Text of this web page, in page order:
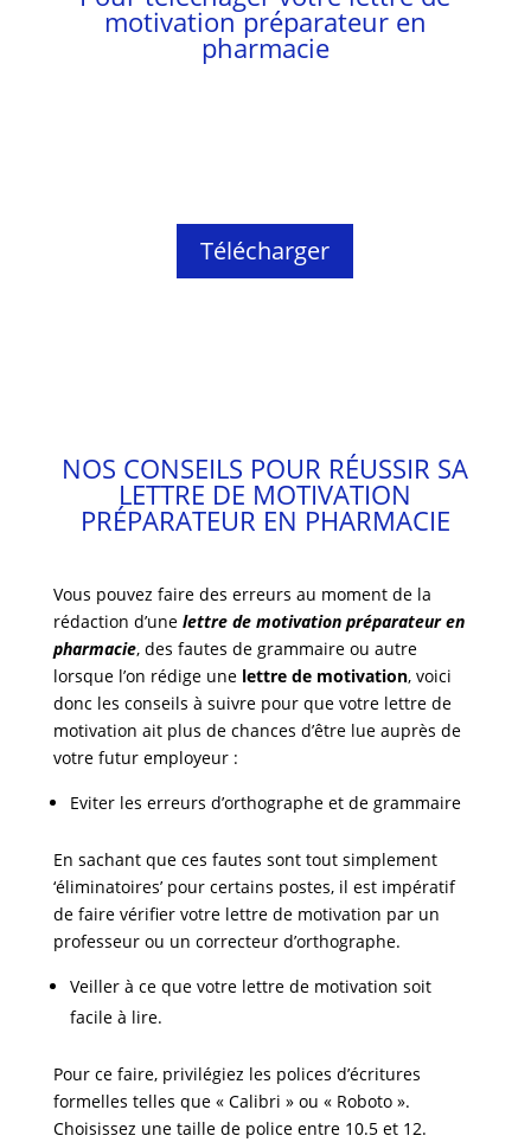
motivation préparateur en
pharmacie
Télécharger
NOS CONSEILS POUR RÉUSSIR SA
LETTRE DE MOTIVATION
PRÉPARATEUR EN PHARMACIE
Vous pouvez faire des erreurs au moment de la
rédaction d’unelettre de motivation préparateur en
pharmacie, des fautes de grammaire ou autre
lorsque l’on rédige une lettre de motivation, voici
donc les conseils à suivre pour que votre lettre de
motivation ait plus de chances d’être lue auprès de
votre futur employeur :
Eviter les erreurs d’orthographe et de grammaire
En sachant que ces fautes sont tout simplement
‘éliminatoires’ pour certains postes, il est impératif
de faire vérifier votre lettre de motivation par un
professeur ou un correcteur d’orthographe.
Veiller à ce que votre lettre de motivation soit
facile à lire.
Pour ce faire, privilégiez les polices d’écritures
formelles telles que « Calibri » ou « Roboto ».
Choisissez une taille de police entre 10.5 et 12.